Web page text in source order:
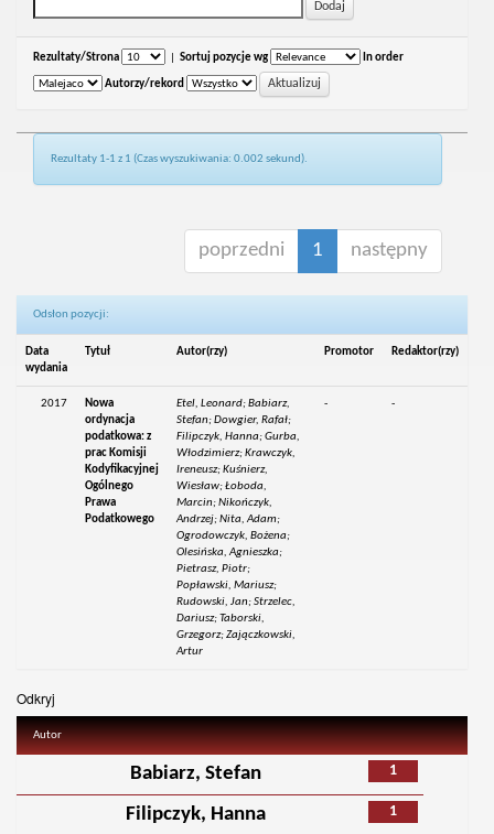
Rezultaty/Strona Sortuj pozycje wg In order
Autorzy/rekord
Rezultaty 1-1 z 1 (Czas wyszukiwania: 0.002 sekund).
poprzedni 1 następny
Odsłon pozycji:
Data
wydania
Tytuł Autor(rzy) Promotor Redaktor(rzy)
2017
Nowa
ordynacja
podatkowa: z
prac Komisji
Kodyfikacyjnej
Ogólnego
Prawa
Podatkowego
Etel, Leonard; Babiarz,
Stefan; Dowgier, Rafał;
Filipczyk, Hanna; Gurba,
Włodzimierz; Krawczyk,
Ireneusz; Kuśnierz,
Wiesław; Łoboda,
Marcin; Nikończyk,
Andrzej; Nita, Adam;
Ogrodowczyk, Bożena;
Olesińska, Agnieszka;
Pietrasz, Piotr;
Popławski, Mariusz;
Rudowski, Jan; Strzelec,
Dariusz; Taborski,
Grzegorz; Zajączkowski,
Artur
- -
Odkryj
Autor
1
Babiarz, Stefan
1
Filipczyk, Hanna